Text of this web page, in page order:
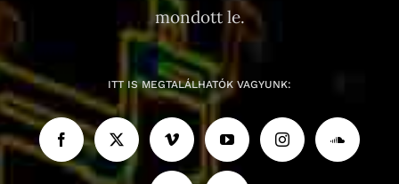
mondott le.
ITT IS MEGTALÁLHATÓK VAGYUNK: